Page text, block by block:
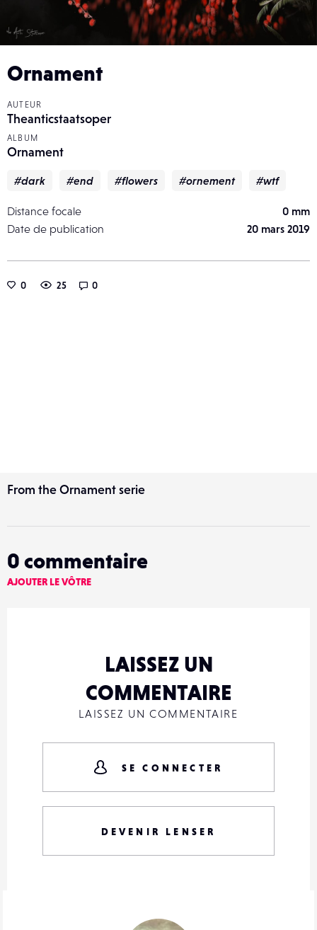
Ornament
AUTEUR
Theanticstaatsoper
ALBUM
Ornament
#dark #end #flowers #ornement #wtf
Distance focale
0 mm
Date de publication
20 mars 2019
0 25 0
From the Ornament serie
0 commentaire
AJOUTER LE VÔTRE
LAISSEZ UN
COMMENTAIRE
LAISSEZ UN COMMENTAIRE
SE CONNECTER
DEVENIR LENSER